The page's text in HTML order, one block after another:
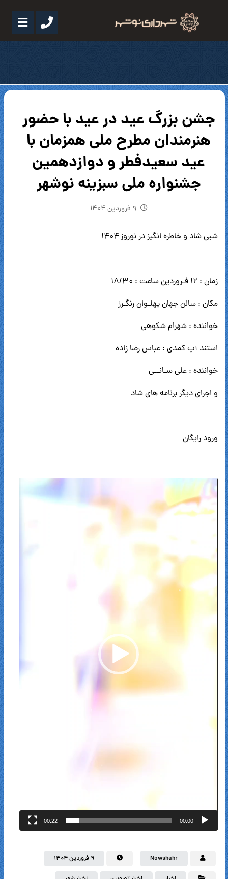
جشن بزرگ عید در عید با حضور
هنرمندان مطرح ملی همزمان با
عید سعیدفطر و دوازدهمین
جشنواره ملی سبزینه نوشهر
۹ فروردین ۱۴۰۴
شبی شاد و خاطره انگیز در نوروز ۱۴۰۴
زمان : ۱۲ فـروردین ساعت : ۱۸/۳۰
مکان : سالن جهان پهلـوان رنگـرز
خواننده : شهرام شکوهی
استند آپ کمدی : عباس رضا زاده
خواننده : علی سـانــی
و اجرای دیگر برنامه های شاد
ورود رایگان
نمایشگر
ویدیو
00:00
00:22
Nowshahr ۹ فروردین ۱۴۰۴